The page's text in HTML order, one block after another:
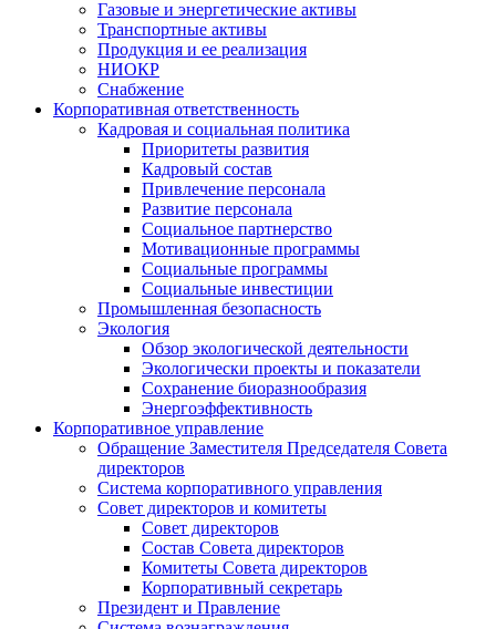
Газовые и энергетические активы
Транспортные активы
Продукция и ее реализация
НИОКР
Снабжение
Корпоративная ответственность
Кадровая и социальная политика
Приоритеты развития
Кадровый состав
Привлечение персонала
Развитие персонала
Социальное партнерство
Мотивационные программы
Социальные программы
Социальные инвестиции
Промышленная безопасность
Экология
Обзор экологической деятельности
Экологически проекты и показатели
Сохранение биоразнообразия
Энергоэффективность
Корпоративное управление
Обращение Заместителя Председателя Совета
директоров
Система корпоративного управления
Совет директоров и комитеты
Совет директоров
Состав Совета директоров
Комитеты Совета директоров
Корпоративный секретарь
Президент и Правление